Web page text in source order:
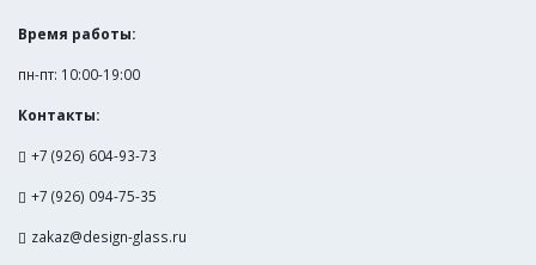
Время работы:
пн-пт: 10:00-19:00
Контакты:
+7 (926) 604-93-73
+7 (926) 094-75-35
zakaz@design-glass.ru